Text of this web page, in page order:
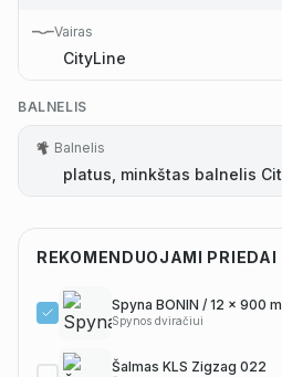
Vairas
CityLine
BALNELIS
Balnelis
platus, minkštas balnelis
REKOMENDUOJAMI PRIEDAI
Spyna BONIN / 12 x 900
Spynos dviračiui
Šalmas KLS Zigzag 022